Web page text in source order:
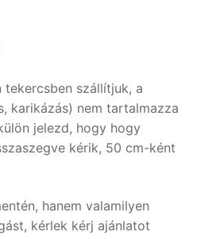
szállítjuk, a
karikázás) nem tartalmazza
jelezd, hogy hogy
kérik, 50 cm-ként
hanem valamilyen
kérlek kérj ajánlatot